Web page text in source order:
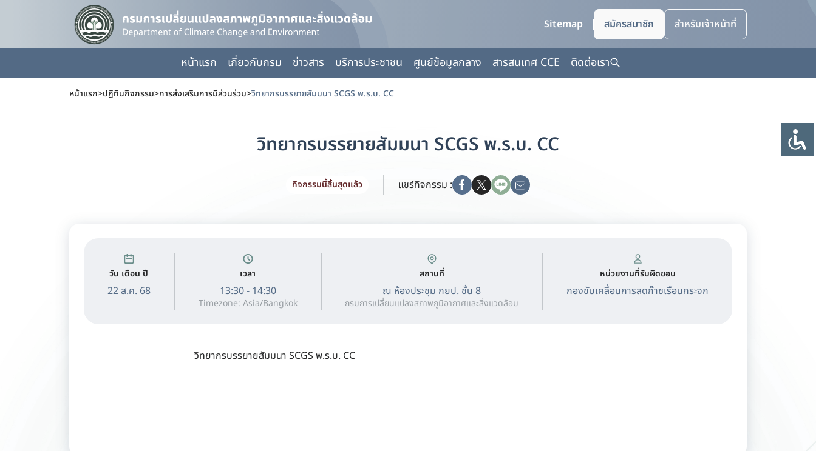
Sitemap สมัครสมาชิก สำหรับเจ้าหน้าที่
หน้าแรก เกี่ยวกับกรม ข่าวสาร บริการประชาชน ศูนย์ข้อมูลกลาง สารสนเทศ CCE ติดต่อเรา
หน้าแรก>ปฏิทินกิจกรรม>การส่งเสริมการมีส่วนร่วม>วิทยากรบรรยายสัมมนา SCGS พ.ร.บ. CC
วิทยากรบรรยายสัมมนา SCGS พ.ร.บ. CC
กิจกรรมนี้สิ้นสุดแล้ว แชร์กิจกรรม :
วัน เดือน ปี
22 ส.ค. 68
เวลา
13:30 - 14:30
Timezone: Asia/Bangkok
สถานที่
ณ ห้องประชุม กยป. ชั้น 8
กรมการเปลี่ยนแปลงสภาพภูมิอากาศและสิ่งแวดล้อม
หน่วยงานที่รับผิดชอบ
กองขับเคลื่อนการลดก๊าซเรือนกระจก
วิทยากรบรรยายสัมมนา SCGS พ.ร.บ. CC